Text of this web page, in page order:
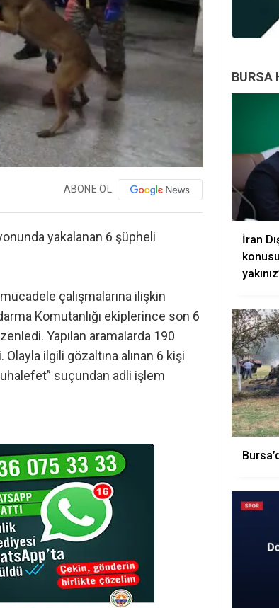
ABONE OL
yakalanan 6 şüpheli
çalışmalarına ilişkin
Komutanlığı ekiplerince son 6
Yapılan aramalarda 190
ilgili gözaltına alınan 6 kişi
suçundan adli işlem
BURSA
İran